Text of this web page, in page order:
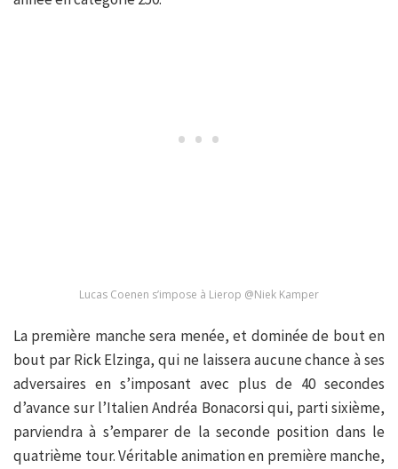
Lucas Coenen s’impose à Lierop @Niek Kamper
La première manche sera menée, et dominée de bout en
bout par Rick Elzinga, qui ne laissera aucune chance à ses
adversaires en s’imposant avec plus de 40 secondes
d’avance sur l’Italien Andréa Bonacorsi qui, parti sixième,
parviendra à s’emparer de la seconde position dans le
quatrième tour. Véritable animation en première manche,